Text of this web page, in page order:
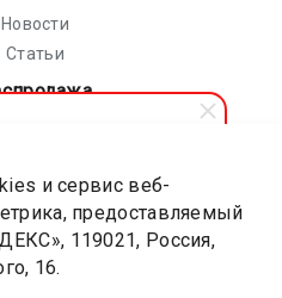
АПолимер
Мы готовы
вам. Напишите, если
вас появятся вопросы.
Новости
Статьи
персональных
данных
сайта
и сервис веб-
предоставляемый
119021, Россия,
16.